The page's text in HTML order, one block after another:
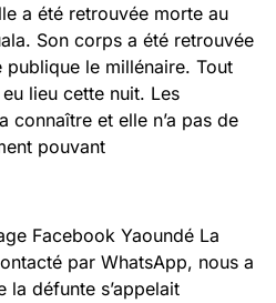
a été retrouvée morte au
Son corps a été retrouvée
publique le millénaire. Tout
lieu cette nuit. Les
connaître et elle n’a pas de
pouvant
Facebook Yaoundé La
par WhatsApp, nous a
la défunte s’appelait